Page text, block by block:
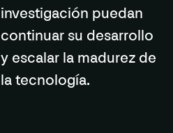
investigación puedan
continuar su desarrollo
y escalar la madurez de
la tecnología.